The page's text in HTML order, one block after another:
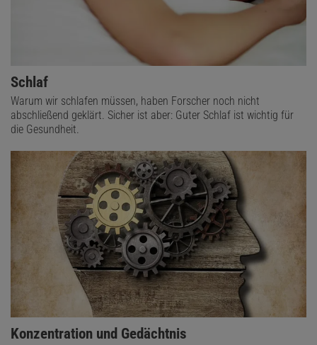
Schlaf
Warum wir schlafen müssen, haben Forscher noch nicht
abschließend geklärt. Sicher ist aber: Guter Schlaf ist wichtig für
die Gesundheit.
Konzentration und Gedächtnis